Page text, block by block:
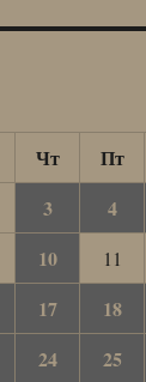
Чт Пт
3 4
10 11
17 18
24 25